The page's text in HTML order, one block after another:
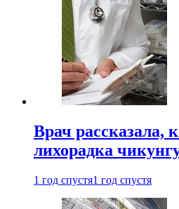
Врач рассказала,
лихорадка
1 год спустя1 год спустя